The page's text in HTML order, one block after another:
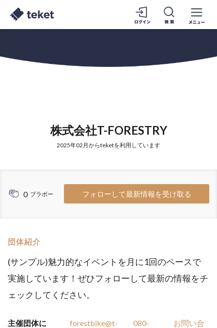
株式会社T-FORESTRY
2025年02月からteketを利用しています
0 ブラボー フォローして最新情報を受け取る
団体紹介
(サンプル)魅力的なイベントを月に1回のペースで
実施しています！ぜひフォローして最新の情報をチ
ェックしてください。
主催団体に
forestbike@t-
080-
お問い合